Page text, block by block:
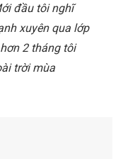
đầu tôi nghĩ
xuyên qua lớp
2 tháng tôi
trời mùa